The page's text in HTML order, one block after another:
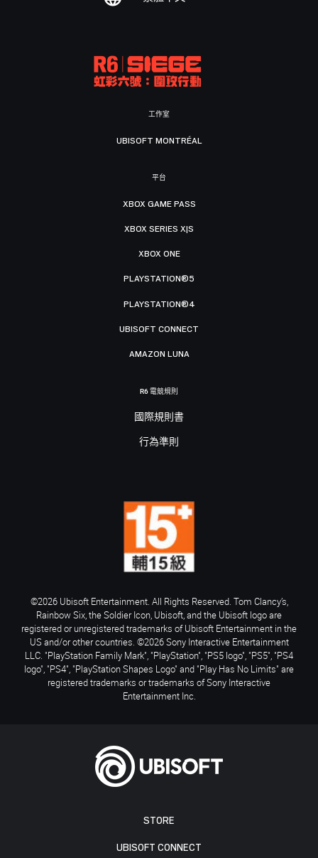
STORE
UBISOFT CONNECT
工作室
UBISOFT MONTRÉAL
平台
XBOX GAME PASS
XBOX SERIES X|S
XBOX ONE
PLAYSTATION®5
PLAYSTATION®4
UBISOFT CONNECT
AMAZON LUNA
R6 電競規則
國際規則書
行為準則
©2026 Ubisoft Entertainment. All Rights Reserved. Tom Clancy’s,
Rainbow Six, the Soldier Icon, Ubisoft, and the Ubisoft logo are
registered or unregistered trademarks of Ubisoft Entertainment in the
US and/or other countries. ©2026 Sony Interactive Entertainment
LLC. "PlayStation Family Mark", "PlayStation", "PS5 logo", "PS5", "PS4
logo", "PS4", "PlayStation Shapes Logo" and "Play Has No Limits" are
registered trademarks or trademarks of Sony Interactive
Entertainment Inc.